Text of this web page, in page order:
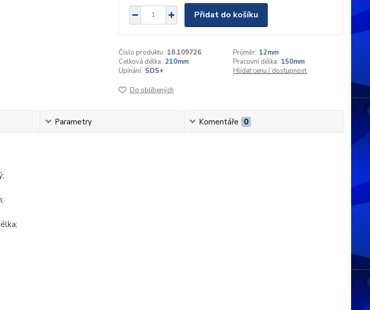
Přidat do košíku
Číslo produktu: 18.109726 Průměr: 12mm
Celková délka: 210mm Pracovní délka: 150mm
Upínání: SDS+ Hlídat cenu / dostupnost
Do oblíbených
Parametry Komentáře 0